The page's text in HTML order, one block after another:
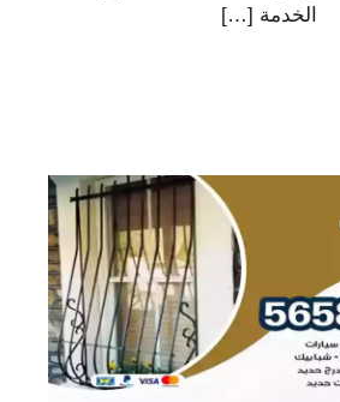
الخدمة […]